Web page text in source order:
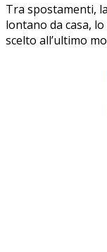
Tra spostamenti,
lontano da casa,
scelto all’ultimo